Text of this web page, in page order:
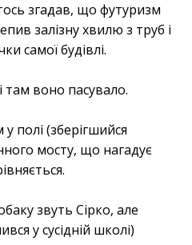
згадав, що футуризм
залізну хвилю з труб і
самої будівлі.
там воно пасувало.
полі (зберігшийся
мосту, що нагадує
звуть Сірко, але
у сусідній школі)